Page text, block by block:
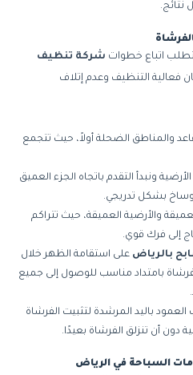
نتائج.
اتباع خطوات شركة تنظيف
فعالية التنظيف وعدم إتلاف
والمناطق الضحلة أولاً، حيث تتجمع
ونبدأ التقدم باتجاه الجزء العميق
بشكل تدريجي.
والأرضية العميقة، حيث تتراكم
إلى فرك قوي.
بالرياض على استقامة الظهر خلال
بامتداد مناسب للوصول إلى جميع
باليد المرشدة لتثبيت الفرشاة
دون أن تنزلق الفرشاة بعيدًا.
السباحة في الرياض